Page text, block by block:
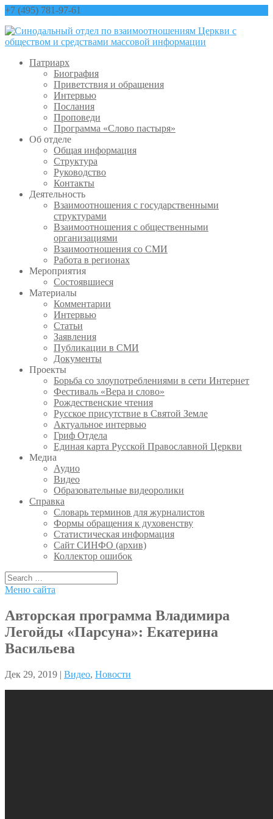
+7 (495) 781-97-61
Патриарх
Биография
Приветствия и обращения
Интервью
Послания
Проповеди
Программа «Слово пастыря»
Об отделе
Общая информация
Структура
Руководство
Контакты
Деятельность
Взаимоотношения с государственными
структурами
Взаимоотношения с общественными
организациями
Взаимоотношения со СМИ
Работа в регионах
Мероприятия
Состоявшиеся
Материалы
Комментарии
Интервью
Статьи
Заявления
Публикации в СМИ
Документы
Проекты
Борьба со злоупотреблениями в сети Интернет
Фестиваль «Вера и слово»
Рождественские чтения
Русское присутствие в Святой Земле
Актуальное интервью
Гриф Отдела
Единая карта Русской Православной Церкви
Медиа
Аудио
Видео
Образовательные видеоролики
Справка
Словарь терминов для журналистов
Формы обращения к духовенству
Статистическая информация
Сайт СИНФО (архив)
Коллектор ошибок
Меню сайта
Авторская программа Владимира
Легойды «Парсуна»: Екатерина
Васильева
Дек 29, 2019 | Видео, Новости